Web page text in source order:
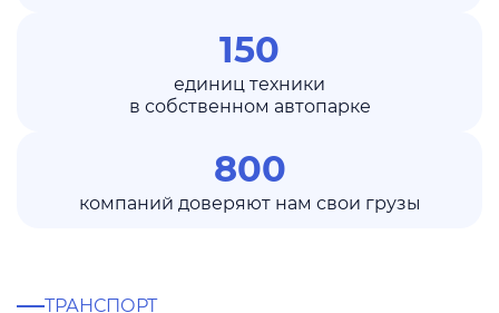
150
единиц техники
в собственном автопарке
800
компаний доверяют нам свои грузы
ТРАНСПОРТ